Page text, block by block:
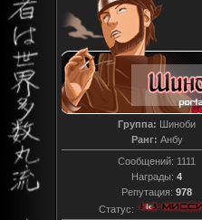
Группа: Шиноби
Ранг: Анбу
Сообщений: 1111
Награды: 4
Репутация: 978
Статус: